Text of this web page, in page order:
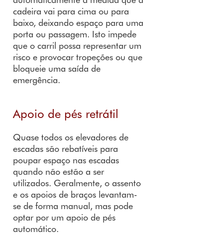
cadeira vai para cima ou para
baixo, deixando espaço para uma
porta ou passagem. Isto impede
que o carril possa representar um
risco e provocar tropeções ou que
bloqueie uma saída de
emergência.
Apoio de pés retrátil
Quase todos os elevadores de
escadas são rebatíveis para
poupar espaço nas escadas
quando não estão a ser
utilizados. Geralmente, o assento
e os apoios de braços levantam-
se de forma manual, mas pode
optar por um apoio de pés
automático.